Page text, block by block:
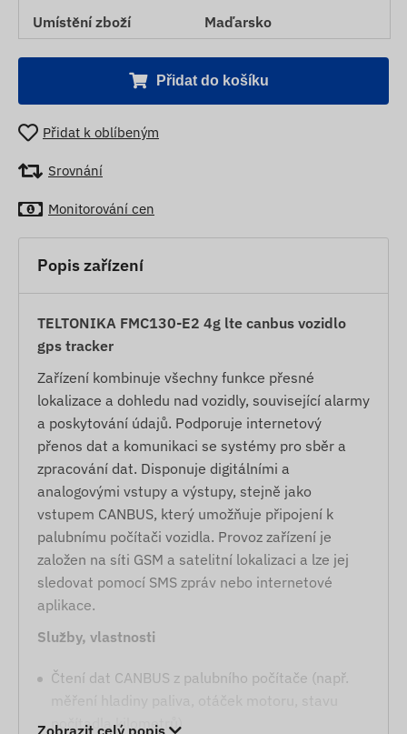
Umístění zboží
Maďarsko
Přidat do košíku
Přidat k oblíbeným
Srovnání
Monitorování cen
Popis zařízení
TELTONIKA FMC130-E2 4g lte canbus vozidlo
gps tracker
Zařízení kombinuje všechny funkce přesné
lokalizace a dohledu nad vozidly, související alarmy
a poskytování údajů. Podporuje internetový
přenos dat a komunikaci se systémy pro sběr a
zpracování dat. Disponuje digitálními a
analogovými vstupy a výstupy, stejně jako
vstupem CANBUS, který umožňuje připojení k
palubnímu počítači vozidla. Provoz zařízení je
založen na síti GSM a satelitní lokalizaci a lze jej
sledovat pomocí SMS zpráv nebo internetové
aplikace.
Služby, vlastnosti
Čtení dat CANBUS z palubního počítače (např.
měření hladiny paliva, otáček motoru, stavu
počítadla kilometrů)
Zobrazit celý popis